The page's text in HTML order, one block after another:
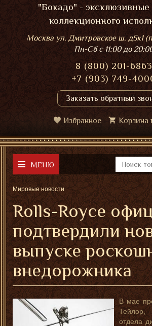
"Бокадо" - эксклюзивные
коллекционного
Москва ул. Дмитровское ш. д5к1
Пн-Сбс 11:00 до
8 (800) 201-6863
+7 (903) 749-
Заказать обратный
Избранное Корзина
МЕНЮ
Мировые новости
Rolls-Royce
подтвердили
выпуске
внедорожника
В мае
отдела